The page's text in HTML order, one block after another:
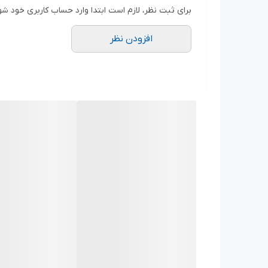
برای ثبت نظر، لازم است ابتدا وارد حساب کاربری خود
افزودن نظر